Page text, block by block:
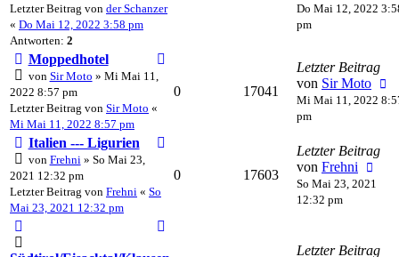
Letzter Beitrag von der Schanzer
« Do Mai 12, 2022 3:58 pm
Antworten: 2
Do Mai 12, 2022
pm
Moppedhotel
von Sir Moto » Mi Mai 11,
2022 8:57 pm
Letzter Beitrag von Sir Moto «
Mi Mai 11, 2022 8:57 pm
0 17041
Letzter Beitrag
von Sir Moto
Mi Mai 11, 2022
pm
Italien --- Ligurien
von Frehni » So Mai 23,
2021 12:32 pm
Letzter Beitrag von Frehni « So
Mai 23, 2021 12:32 pm
0 17603
Letzter Beitrag
von Frehni
So Mai 23, 2021
12:32 pm
Letzter Beitrag